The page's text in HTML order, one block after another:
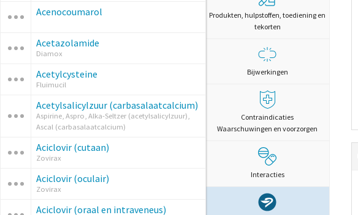
Acenocoumarol
Acetazolamide
Diamox
Acetylcysteine
Fluimucil
Acetylsalicylzuur (carbasalaatcalcium)
Aspirine, Aspro, Alka-Seltzer (acetylsalicylzuur),
Ascal (carbasalaatcalcium)
Aciclovir (cutaan)
Zovirax
Aciclovir (oculair)
Zovirax
Aciclovir (oraal en intraveneus)
Produkten, hulpstoffen, toediening en
tekorten
Bijwerkingen
Contraindicaties
Waarschuwingen en voorzorgen
Interacties